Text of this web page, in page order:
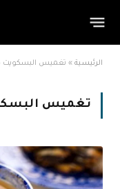
الرئيسية » تغميس البسكويت
تغميس